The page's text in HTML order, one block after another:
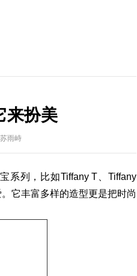
来扮美
雨峙
系列，比如Tiffany T、Tiffany
它丰富多样的造型更是把时尚